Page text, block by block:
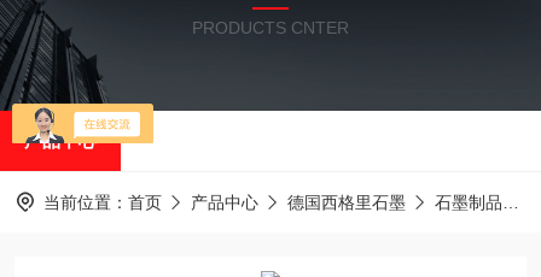
PRODUCTS CNTER
产品中心
当前位置： 首页 产品中心 德国西格里石墨 石墨制品